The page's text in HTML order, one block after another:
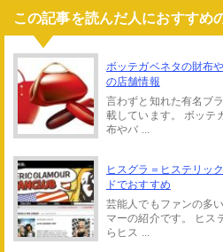
この記事を読んだ人におすすめ
ボッテガベネタの財布
の店舗情報
言わずと知れた有名ブ
載しています。 ボッテ
布やバ ...
ヒスグラ＝ヒステリッ
ドでおすすめ
芸能人でもファンの多
マーの紹介です。 ヒス
らヒス ...